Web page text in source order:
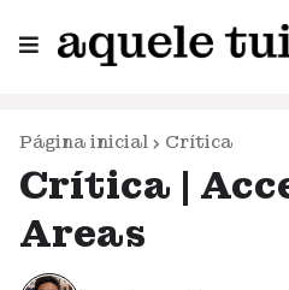
Página inicial Crítica
Crítica |
Areas